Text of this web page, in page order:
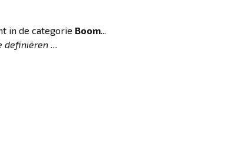
in de categorie Boom...
definiëren ...